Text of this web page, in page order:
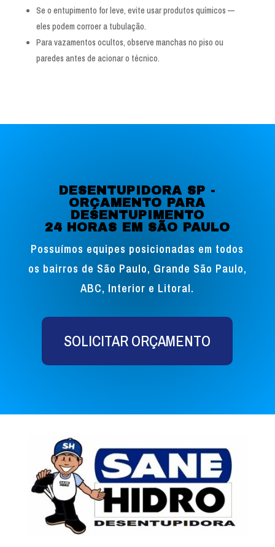
Se o entupimento for leve, evite usar produtos químicos —
eles podem corroer a tubulação.
Para vazamentos ocultos, observe manchas no piso ou
paredes antes de acionar o técnico.
DESENTUPIDORA SP -
ORÇAMENTO PARA
DESENTUPIMENTO
24 HORAS EM SÃO PAULO
Possuímos equipes posicionadas em todos
os bairros de São Paulo, Grande São Paulo,
ABC, Interior e Litoral.
SOLICITAR ORÇAMENTO